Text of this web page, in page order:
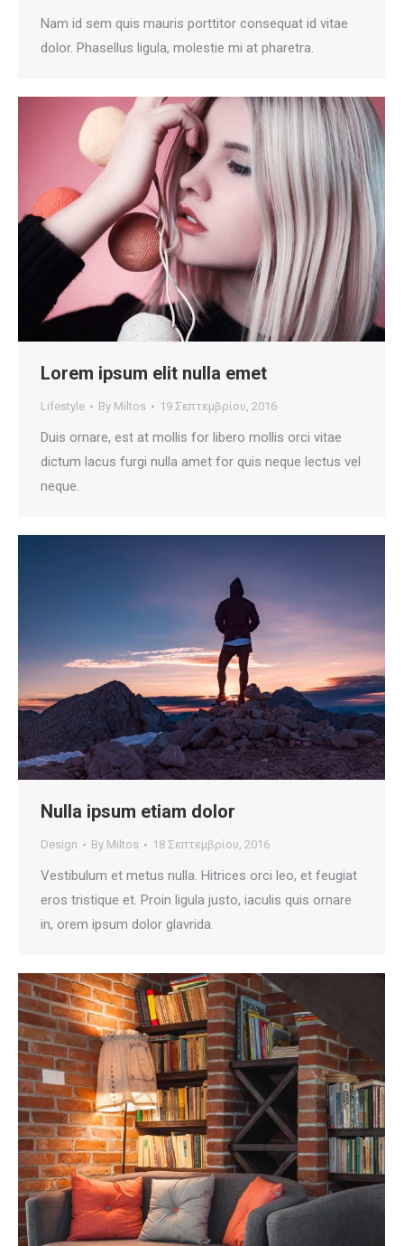
Nam id sem quis mauris porttitor consequat id vitae
dolor. Phasellus ligula, molestie mi at pharetra.
Lorem ipsum elit nulla emet
Lifestyle By Miltos 19 Σεπτεμβρίου, 2016
Duis ornare, est at mollis for libero mollis orci vitae
dictum lacus furgi nulla amet for quis neque lectus vel
neque.
Nulla ipsum etiam dolor
Design By Miltos 18 Σεπτεμβρίου, 2016
Vestibulum et metus nulla. Hitrices orci leo, et feugiat
eros tristique et. Proin ligula justo, iaculis quis ornare
in, orem ipsum dolor glavrida.